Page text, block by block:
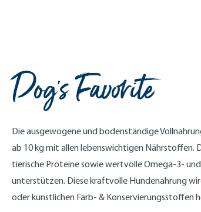
Dog's Favorite
Die ausgewogene und bodenständige
ab 10 kg mit allen lebenswichtigen
tierische Proteine sowie wertvolle Omega-3-
unterstützen. Diese kraftvolle Hundenahrung
oder künstlichen Farb- & Konservierungsstoffen